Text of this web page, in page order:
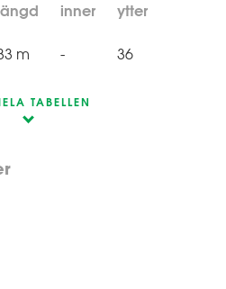
inner ytter
m - 36
TABELLEN